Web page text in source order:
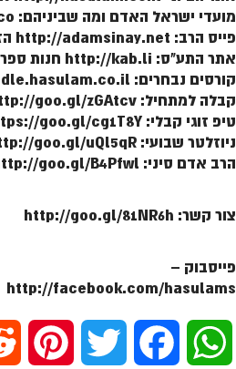
מועדי ישראל האדם ומה שביניהם: http://moadim.co
פייס הרב: http://adamsinay.net הזוהר היומי: http://zoharyomi.net
אתר התע"ס: http://kab.li חנות ספרי קבלה: http://kabbala.co
קורסים נבחרים: http://moodle.hasulam.co.il
קבלה למתחיל: http://goo.gl/zGAtcv
טיפ זוגי קבלי: https://goo.gl/cg1T8Y
ניוזלטר שבועי: http://goo.gl/uQl5qR
הרב אדם סיני: http://goo.gl/B4Pfwl
צור קשר: http://goo.gl/81NR6h
פייסבוק –
http://facebook.com/hasulams